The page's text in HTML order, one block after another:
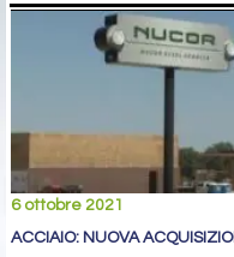
6 ottobre 2021
ACCIAIO: NUOVA